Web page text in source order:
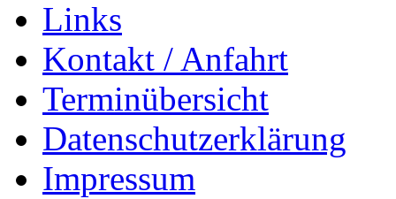
Links
Kontakt / Anfahrt
Terminübersicht
Datenschutzerklärung
Impressum